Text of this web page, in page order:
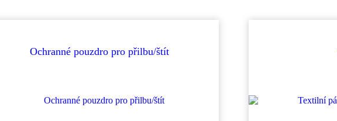
Ochranné pouzdro pro přilbu/štít